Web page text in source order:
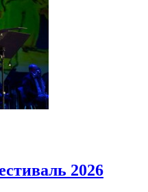
2026